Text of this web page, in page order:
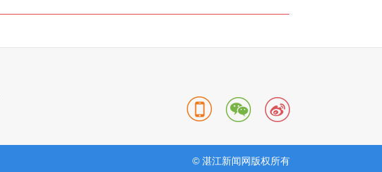
© 湛江新闻网版权所有